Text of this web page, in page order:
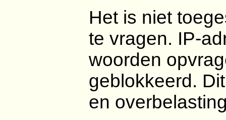
Het is niet
te vragen. IP-
woorden
geblokkeerd.
en